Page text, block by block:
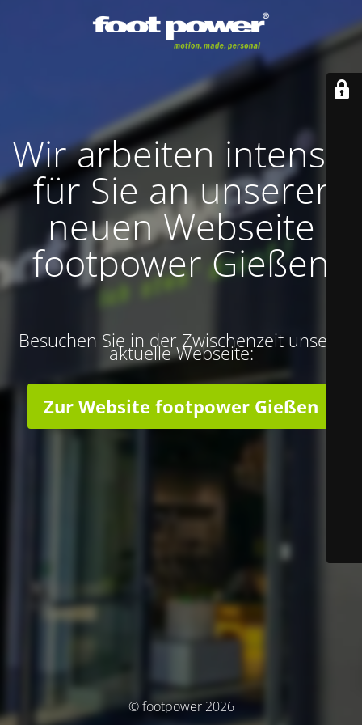
Wir arbeiten intensiv
für Sie an unserer
neuen Webseite
footpower Gießen
Besuchen Sie in der Zwischenzeit unsere
aktuelle Webseite:
Zur Website footpower Gießen
© footpower 2026